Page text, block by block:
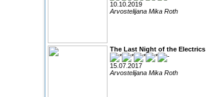
10.10.2019
Arvostelijana Mika Roth
The Last Night of the Electrics
15.07.2017
Arvostelijana Mika Roth